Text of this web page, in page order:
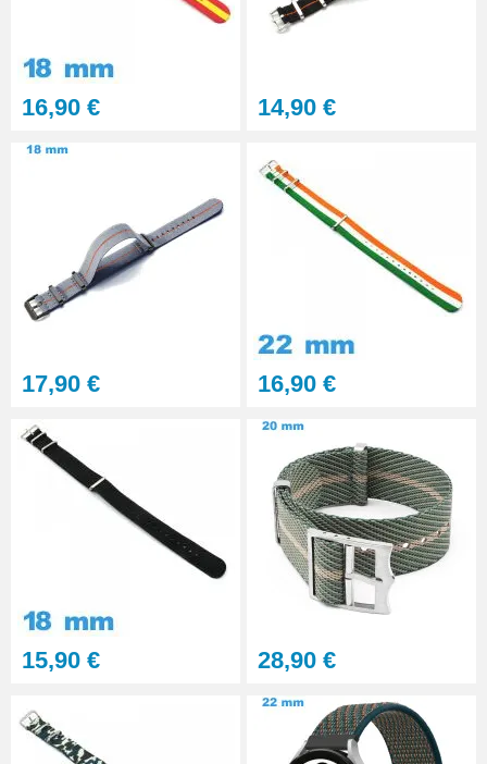
Gros pointeau de pose
Outil pointeau de pose suisse
Pointeau de Pose Tête
Interchangeable
Kit Réparation Montre
23,90 €
Sacoche Outils Horlogerie
complet de Réparation - 13
16,90 € 14,90 €
17,90 € 16,90 €
15,90 € 28,90 €